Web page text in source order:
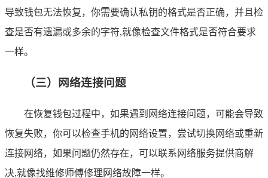
导致钱包无法恢复，你需要确认私钥的格式是否正确，并且检
查是否有遗漏或多余的字符,就像检查文件格式是否符合要求
一样。
（三）网络连接问题
在恢复钱包过程中，如果遇到网络连接问题，可能会导致
恢复失败，你可以检查手机的网络设置，尝试切换网络或重新
连接网络，如果问题仍然存在，可以联系网络服务提供商解
决,就像找维修师傅修理网络故障一样。